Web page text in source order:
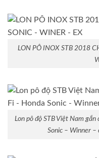
LON PÔ INOX STB 2018
Lon pô độ STB Việt Nam
Sonic – Winner –